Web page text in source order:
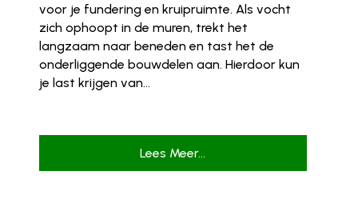
voor je fundering en kruipruimte. Als vocht
zich ophoopt in de muren, trekt het
langzaam naar beneden en tast het de
onderliggende bouwdelen aan. Hierdoor kun
je last krijgen van...
Lees Meer...